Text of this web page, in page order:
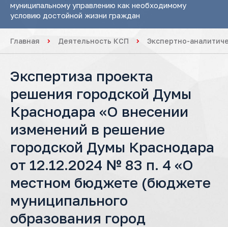
муниципальному управлению как необходимому
условию достойной жизни граждан
Главная Деятельность КСП Экспертно-
Экспертиза проекта
решения городской Думы
Краснодара «О внесении
изменений в решение
городской Думы Краснодара
от 12.12.2024 № 83 п. 4 «О
местном бюджете (бюджете
муниципального
образования город